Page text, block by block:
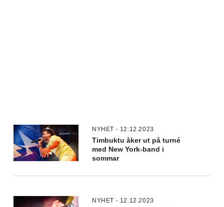
NYHET - 12.12.2023
Timbuktu åker ut på turné
med New York-band i
sommar
NYHET - 12.12.2023